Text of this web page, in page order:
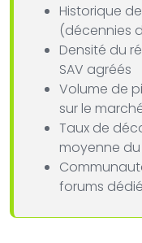
Historique
(décennies
Densité du
SAV agréés
Volume de
sur le
Taux de
moyenne
forums